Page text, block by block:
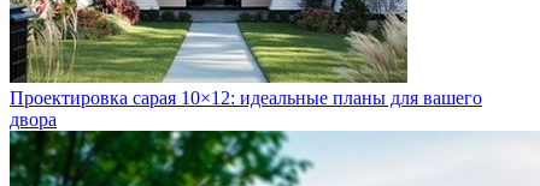
Проектировка сарая 10×12: идеальные планы для вашего
двора